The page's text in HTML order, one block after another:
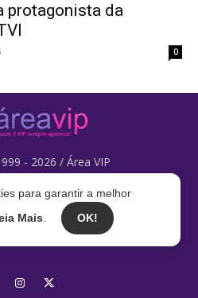
para garantir a melhor
Mais OK!
protagonista da
0
- 2026 / Área VIP